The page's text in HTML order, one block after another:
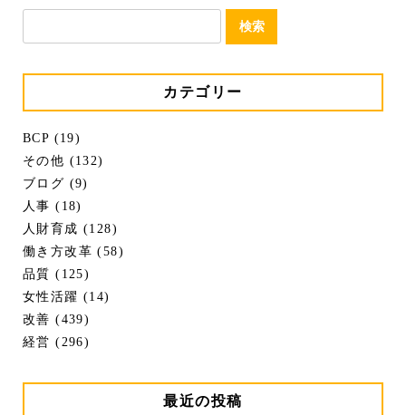
カテゴリー
BCP (19)
その他 (132)
ブログ (9)
人事 (18)
人財育成 (128)
働き方改革 (58)
品質 (125)
女性活躍 (14)
改善 (439)
経営 (296)
最近の投稿